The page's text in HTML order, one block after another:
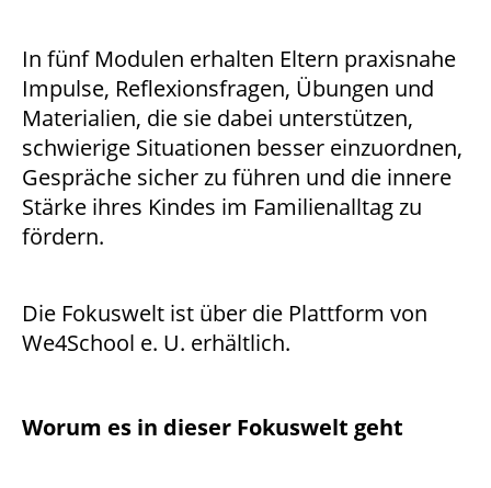
In fünf Modulen erhalten Eltern praxisnahe
Impulse, Reflexionsfragen, Übungen und
Materialien, die sie dabei unterstützen,
schwierige Situationen besser einzuordnen,
Gespräche sicher zu führen und die innere
Stärke ihres Kindes im Familienalltag zu
fördern.
Die Fokuswelt ist über die Plattform von
We4School e. U. erhältlich.
Worum es in dieser Fokuswelt geht